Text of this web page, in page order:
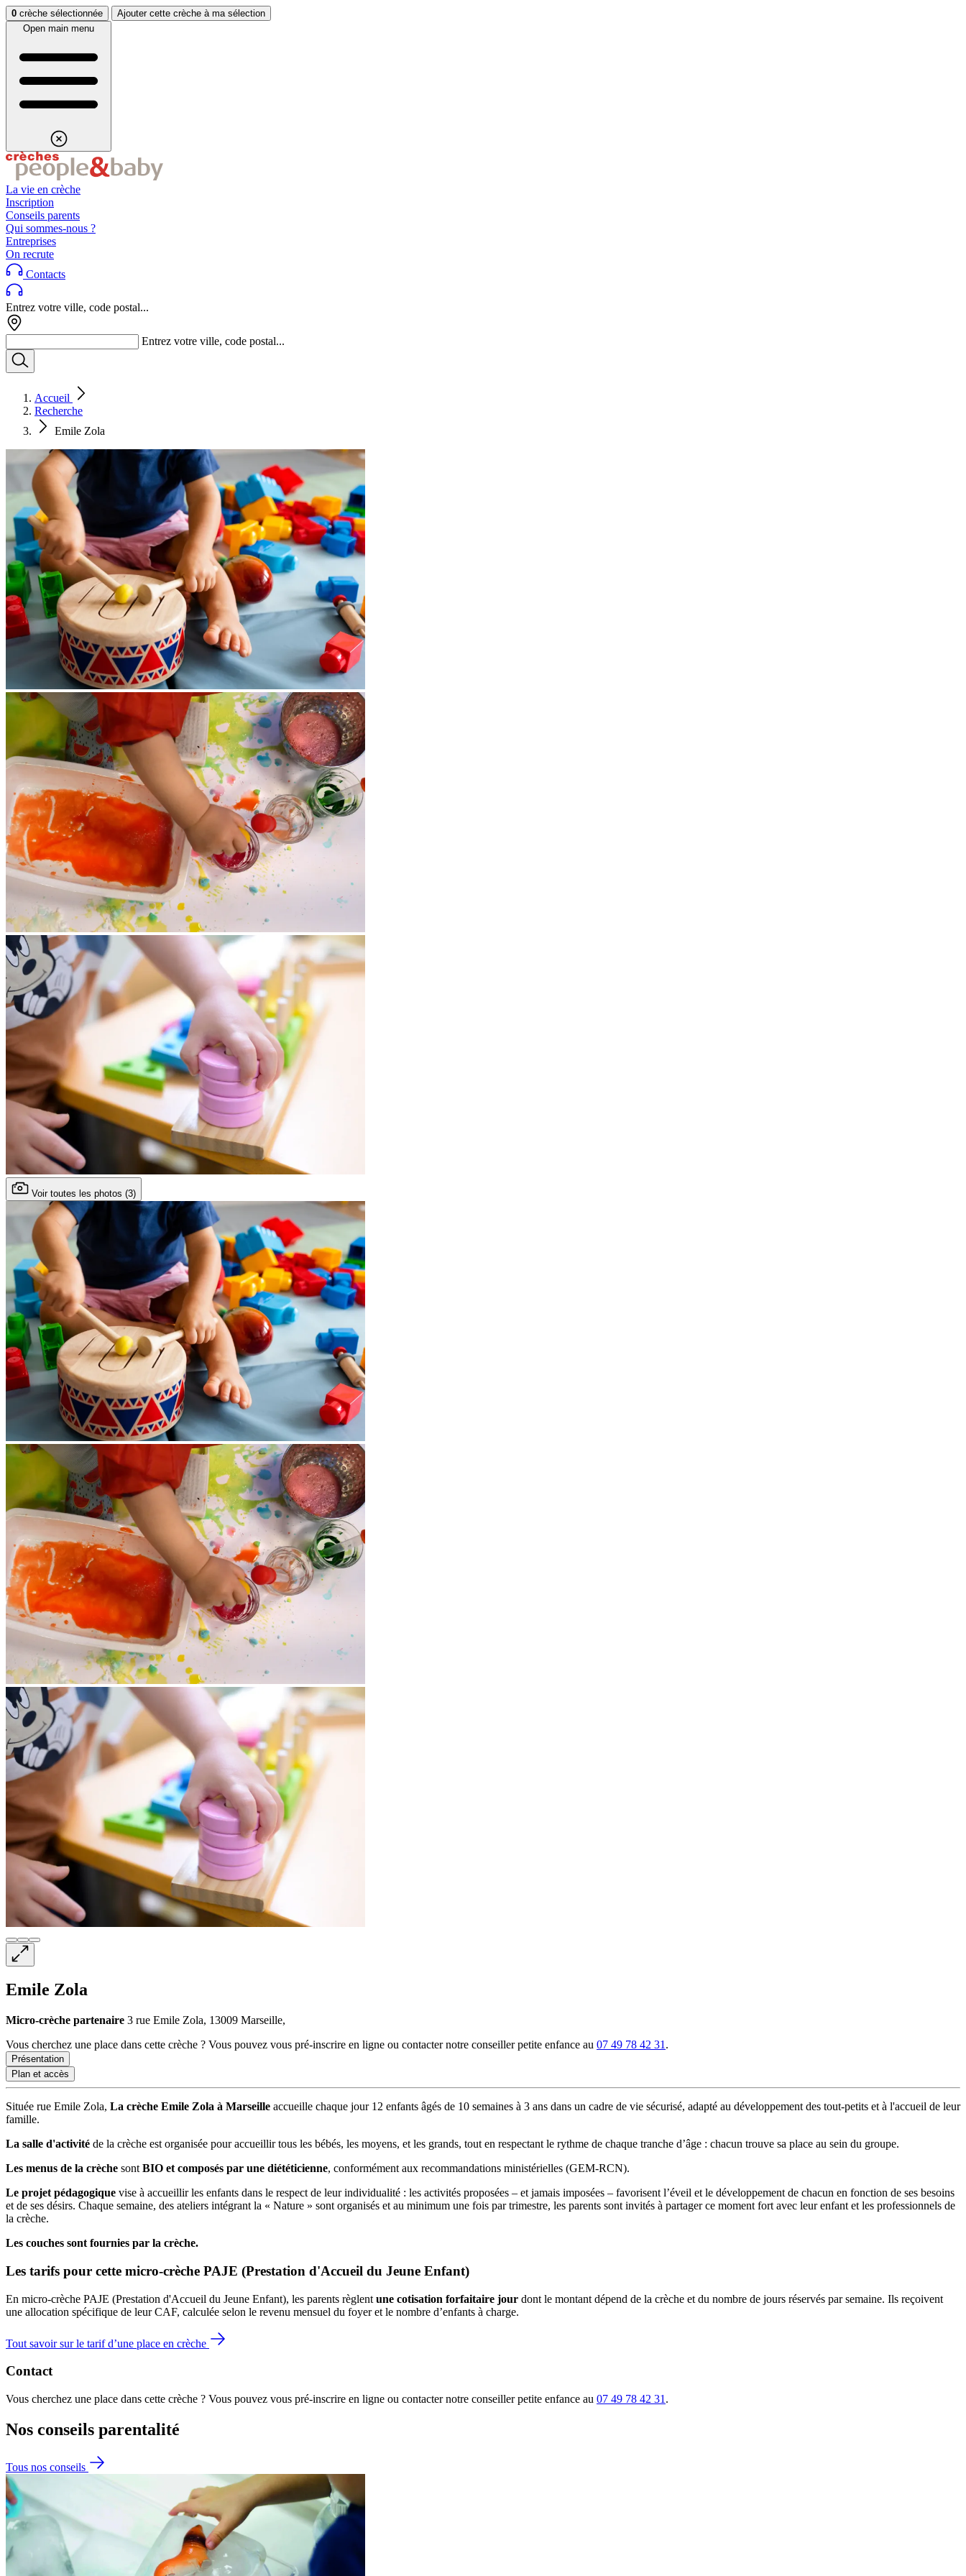
Aller au contenuAller au footer
0 crèche sélectionnée
Ajouter cette crèche à ma sélection
Open main menu
La vie en crèche
Inscription
Conseils parents
Qui sommes-nous ?
Entreprises
On recrute
Contacts
Entrez votre ville, code postal...
Entrez votre ville, code postal...
Accueil
Recherche
Emile Zola
Voir toutes les photos (3)
Emile Zola
Micro-crèche partenaire 3 rue Emile Zola, 13009 Marseille,
Vous cherchez une place dans cette crèche ? Vous pouvez vous pré-inscrire en ligne ou contacter notre conseiller petite enfance au 07 49 78 42 31 .
Présentation
Plan et accès
Située rue Emile Zola, La crèche Emile Zola à Marseille accueille chaque jour 12 enfants âgés de 10 semaines à 3 ans dans un cadre de vie sécurisé, adapté au développement des tout-petits et à l'accueil de leur
famille.
La salle d'activité de la crèche est organisée pour accueillir tous les bébés, les moyens, et les grands, tout en respectant le rythme de chaque tranche d’âge : chacun trouve sa place au sein du groupe.
Les menus de la crèche sont BIO et composés par une diététicienne, conformément aux recommandations ministérielles (GEM-RCN).
Le projet pédagogique vise à accueillir les enfants dans le respect de leur individualité : les activités proposées – et jamais imposées – favorisent l’éveil et le développement de chacun en fonction de ses besoins
et de ses désirs. Chaque semaine, des ateliers intégrant la « Nature » sont organisés et au minimum une fois par trimestre, les parents sont invités à partager ce moment fort avec leur enfant et les professionnels de
la crèche.
Les couches sont fournies par la crèche.
Les tarifs pour cette micro-crèche PAJE (Prestation d'Accueil du Jeune Enfant)
En micro-crèche PAJE (Prestation d'Accueil du Jeune Enfant), les parents règlent une cotisation forfaitaire jour dont le montant dépend de la crèche et du nombre de jours réservés par semaine. Ils reçoivent
une allocation spécifique de leur CAF, calculée selon le revenu mensuel du foyer et le nombre d’enfants à charge.
Tout savoir sur le tarif d’une place en crèche
Contact
Vous cherchez une place dans cette crèche ? Vous pouvez vous pré-inscrire en ligne ou contacter notre conseiller petite enfance au 07 49 78 42 31 .
Nos conseils parentalité
Tous nos conseils